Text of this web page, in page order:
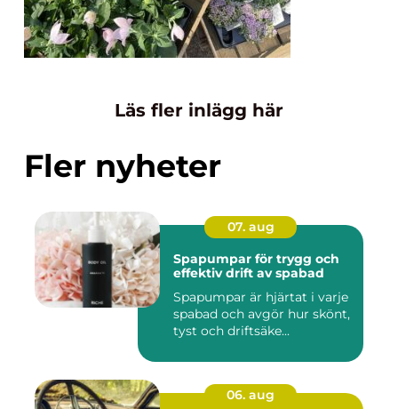
Läs fler inlägg här
Fler nyheter
07. aug
Spapumpar för trygg och
effektiv drift av spabad
Spapumpar är hjärtat i varje
spabad och avgör hur skönt,
tyst och driftsäke...
06. aug